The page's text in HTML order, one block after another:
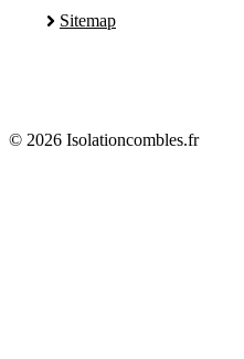
Sitemap
© 2026 Isolationcombles.fr